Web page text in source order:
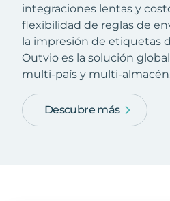
integraciones lentas y
flexibilidad de reglas de
la impresión de etiquetas
Outvio es la solución
multi-país y multi-
Descubre más